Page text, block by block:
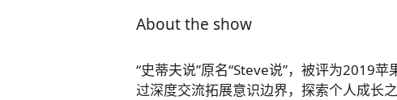
About the show
“史蒂夫说”原名“Steve说”，被评为2019
过深度交流拓展意识边界，探索个人成长